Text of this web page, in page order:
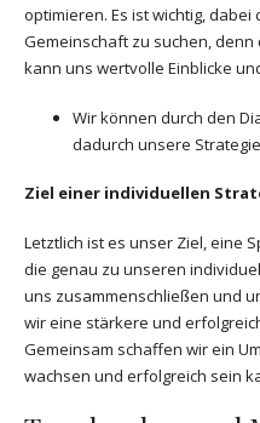
optimieren. Es ist wichtig,
Gemeinschaft zu suchen,
kann uns wertvolle Einblicke
Wir können durch den
dadurch unsere
Ziel einer individuellen
Letztlich ist es unser Ziel, eine
die genau zu unseren
uns zusammenschließen und
wir eine stärkere und
Gemeinsam schaffen wir ein
wachsen und erfolgreich sein